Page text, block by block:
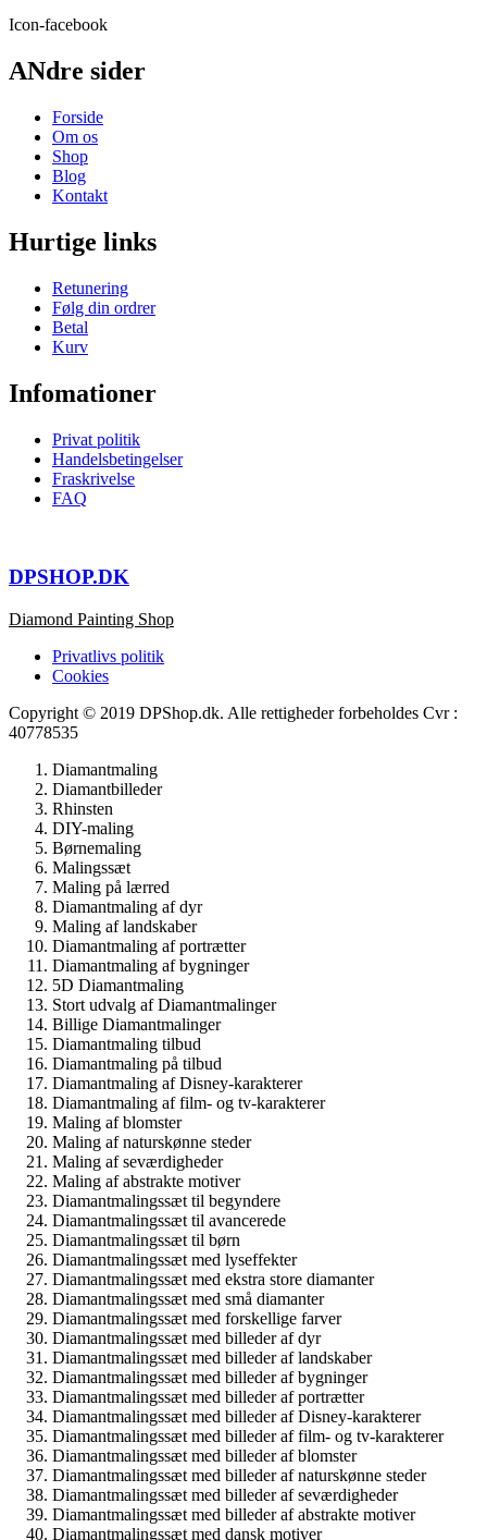
Icon-facebook
ANdre sider
Forside
Om os
Shop
Blog
Kontakt
Hurtige links
Retunering
Følg din ordrer
Betal
Kurv
Infomationer
Privat politik
Handelsbetingelser
Fraskrivelse
FAQ
DPSHOP.DK
Diamond Painting Shop
Privatlivs politik
Cookies
Copyright © 2019 DPShop.dk. Alle rettigheder forbeholdes Cvr :
40778535
Diamantmaling
Diamantbilleder
Rhinsten
DIY-maling
Børnemaling
Malingssæt
Maling på lærred
Diamantmaling af dyr
Maling af landskaber
Diamantmaling af portrætter
Diamantmaling af bygninger
5D Diamantmaling
Stort udvalg af Diamantmalinger
Billige Diamantmalinger
Diamantmaling tilbud
Diamantmaling på tilbud
Diamantmaling af Disney-karakterer
Diamantmaling af film- og tv-karakterer
Maling af blomster
Maling af naturskønne steder
Maling af seværdigheder
Maling af abstrakte motiver
Diamantmalingssæt til begyndere
Diamantmalingssæt til avancerede
Diamantmalingssæt til børn
Diamantmalingssæt med lyseffekter
Diamantmalingssæt med ekstra store diamanter
Diamantmalingssæt med små diamanter
Diamantmalingssæt med forskellige farver
Diamantmalingssæt med billeder af dyr
Diamantmalingssæt med billeder af landskaber
Diamantmalingssæt med billeder af bygninger
Diamantmalingssæt med billeder af portrætter
Diamantmalingssæt med billeder af Disney-karakterer
Diamantmalingssæt med billeder af film- og tv-karakterer
Diamantmalingssæt med billeder af blomster
Diamantmalingssæt med billeder af naturskønne steder
Diamantmalingssæt med billeder af seværdigheder
Diamantmalingssæt med billeder af abstrakte motiver
Diamantmalingssæt med dansk motiver